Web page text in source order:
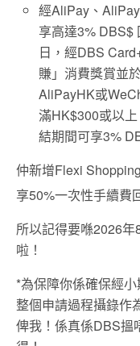
經AliPay、
享高達3% DBS$
日，經DBS
賺」消費獎賞並
AliPayHK或
滿HK$300或以
結期間可享3%
仲新增Flexi
享50%一次性手續費
所以記得要喺2026
啦！
*為保障你係確保經
整個申請過程攝錄作
俾我！係真係DBS搵